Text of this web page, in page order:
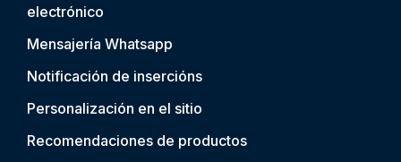
electrónico
Mensajería Whatsapp
Notificación de insercións
Personalización en el sitio
Recomendaciones de productos